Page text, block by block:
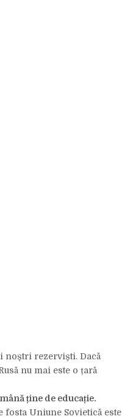
noștri rezerviști. Dacă
nu mai este o țară
ține de educație.
fosta Uniune Sovietică este